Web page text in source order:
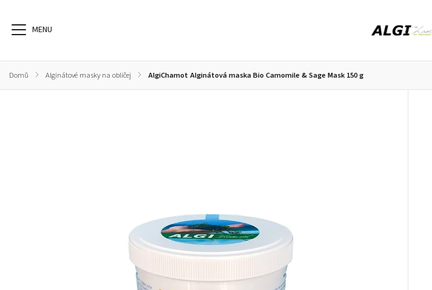
Domů / Alginátové masky na obličej / AlgiChamot Alginátová maska Bio Camomile & Sage Mask 150 g